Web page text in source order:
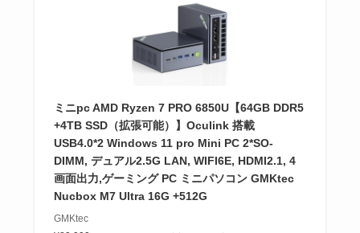
ミニpc AMD Ryzen 7 PRO 6850U【64GB DDR5
+4TB SSD（拡張可能）】Oculink 搭載
USB4.0*2 Windows 11 pro Mini PC 2*SO-
DIMM, デュアル2.5G LAN, WIFI6E, HDMI2.1, 4
画面出力,ゲーミング PC ミニパソコン GMKtec
Nucbox M7 Ultra 16G +512G
GMKtec